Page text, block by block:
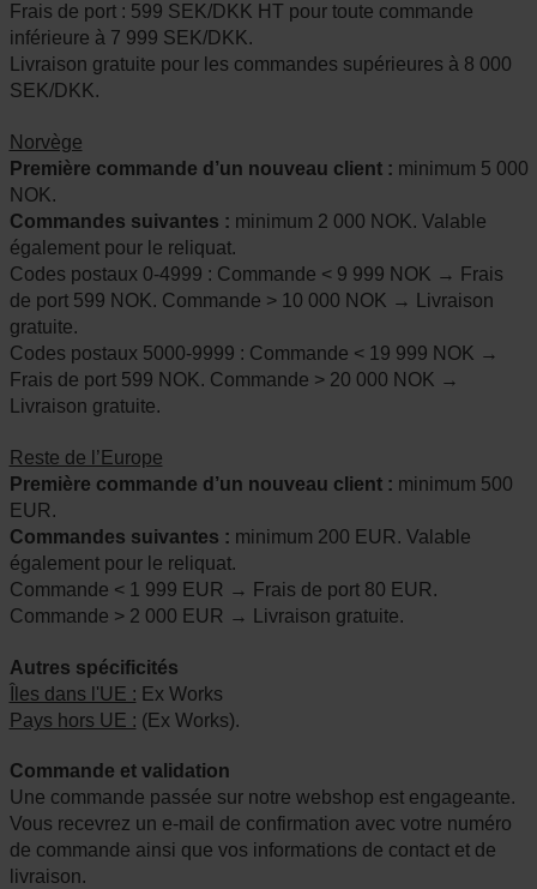
Frais de port : 599 SEK/DKK HT pour toute commande
inférieure à 7 999 SEK/DKK.
Livraison gratuite pour les commandes supérieures à 8 000
SEK/DKK.
Norvège
Première commande d’un nouveau client : minimum 5 000
NOK.
Commandes suivantes : minimum 2 000 NOK. Valable
également pour le reliquat.
Codes postaux 0-4999 : Commande < 9 999 NOK → Frais
de port 599 NOK. Commande > 10 000 NOK → Livraison
gratuite.
Codes postaux 5000-9999 : Commande < 19 999 NOK →
Frais de port 599 NOK. Commande > 20 000 NOK →
Livraison gratuite.
Reste de l’Europe
Première commande d’un nouveau client : minimum 500
EUR.
Commandes suivantes : minimum 200 EUR. Valable
également pour le reliquat.
Commande < 1 999 EUR → Frais de port 80 EUR.
Commande > 2 000 EUR → Livraison gratuite.
Autres spécificités
Îles dans l'UE : Ex Works
Pays hors UE : (Ex Works).
Commande et validation
Une commande passée sur notre webshop est engageante.
Vous recevrez un e-mail de confirmation avec votre numéro
de commande ainsi que vos informations de contact et de
livraison.